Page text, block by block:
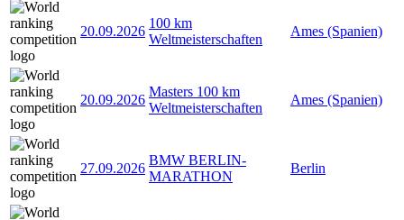
20.09.2026
100 km
Weltmeisterschaften
Ames (Spanien)
20.09.2026
Masters 100 km
Weltmeisterschaften
Ames (Spanien)
27.09.2026
BMW BERLIN-
MARATHON
Berlin